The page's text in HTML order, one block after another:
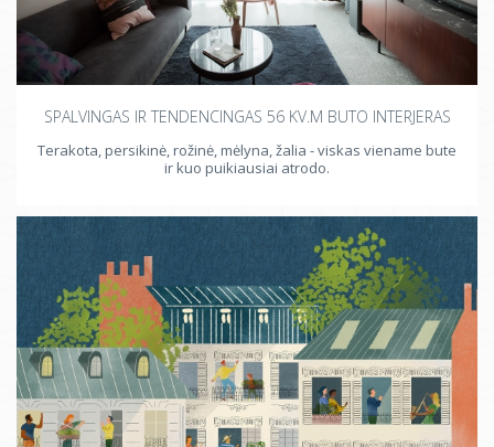
SPALVINGAS IR TENDENCINGAS 56 KV.M BUTO INTERJERAS
Terakota, persikinė, rožinė, mėlyna, žalia - viskas viename bute
ir kuo puikiausiai atrodo.